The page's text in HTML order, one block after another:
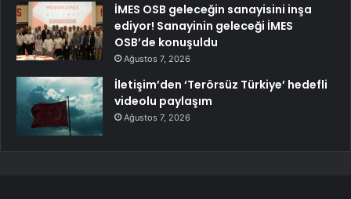
İMES OSB geleceğin sanayisini inşa
ediyor! Sanayinin geleceği İMES
OSB’de konuşuldu
Ağustos 7, 2026
İletişim’den ‘Terörsüz Türkiye’ hedefli
videolu paylaşım
Ağustos 7, 2026